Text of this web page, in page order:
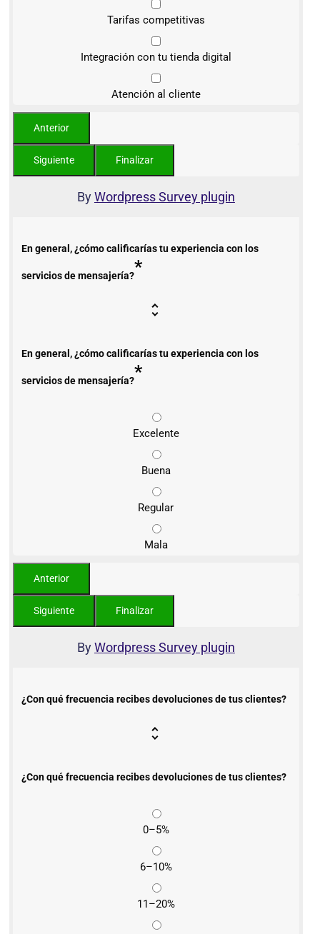
Tarifas competitivas
Integración con tu tienda digital
Atención al cliente
ByWordpress Survey plugin
En general, ¿cómo calificarías tu experiencia con los
servicios de mensajería?*
En general, ¿cómo calificarías tu experiencia con los
servicios de mensajería?*
Excelente
Buena
Regular
Mala
ByWordpress Survey plugin
¿Con qué frecuencia recibes devoluciones de tus clientes?
¿Con qué frecuencia recibes devoluciones de tus clientes?
0–5%
6–10%
11–20%